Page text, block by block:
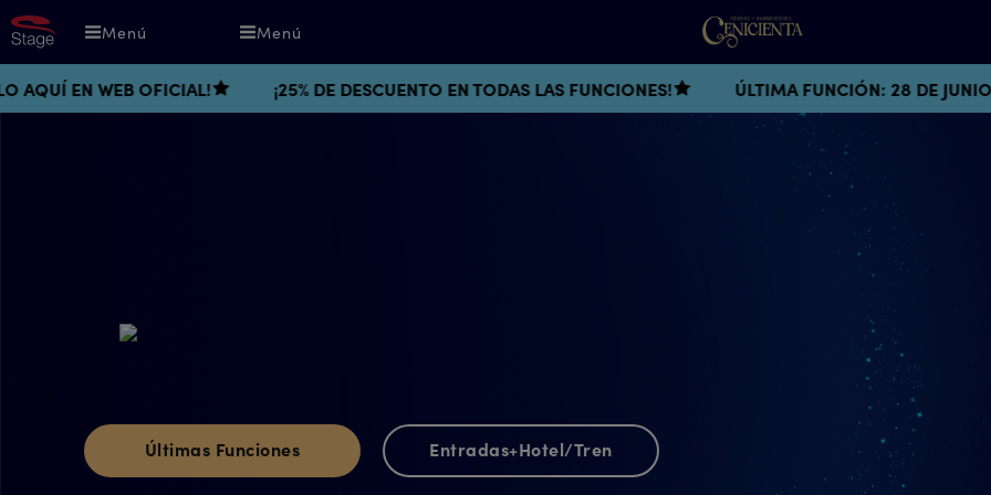
Pasar
al
contenido
principal
Menú Menú
¡25% DE DESCUENTO EN TODAS LAS FUNCIONES! ÚLTIMA FUNCIÓN: 28 DE JUNIO ¡SOLO
Últimas Funciones Entradas+Hotel/Tren